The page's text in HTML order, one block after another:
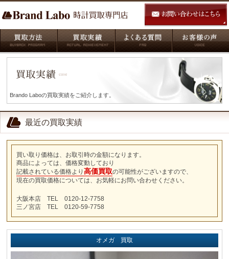
Brando Laboの買取実績をご紹介します。
最近の買取実績
買い取り価格は、お取引時の金額になります。
商品によっては、価格変動しており
記載されている価格より 高価買取の可能性がございますので、
現在の買取価格については、お気軽にお問い合わせください。
大阪本店 TEL 0120-12-7758
三ノ宮店 TEL 0120-59-7758
オメガ 買取